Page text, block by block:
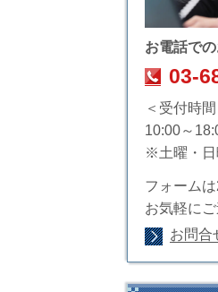
お電話で
03-
＜受付時間
10:00～
※土曜・日
フォーム
お気軽にご
お問合